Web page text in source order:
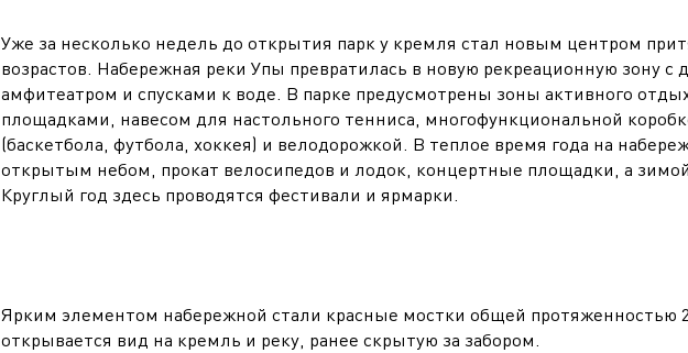
Уже за несколько недель до открытия парк у кремля стал новым центром
возрастов. Набережная реки Упы превратилась в новую рекреационную зону
амфитеатром и спусками к воде. В парке предусмотрены зоны активного
площадками, навесом для настольного тенниса, многофункциональной
(баскетбола, футбола, хоккея) и велодорожкой. В теплое время года на
открытым небом, прокат велосипедов и лодок, концертные площадки, а
Круглый год здесь проводятся фестивали и ярмарки.
Ярким элементом набережной стали красные мостки общей протяженностью
открывается вид на кремль и реку, ранее скрытую за забором.